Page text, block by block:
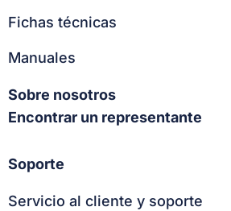
Fichas técnicas
Manuales
Sobre nosotros
Encontrar un representante
Soporte
Servicio al cliente y soporte